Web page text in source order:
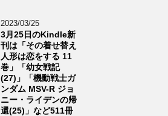
2023/03/25
3月25日のKindle新
刊は「その着せ替え
人形は恋をする 11
巻」「幼女戦記
(27)」「機動戦士ガ
ンダム MSV-R ジョ
ニー・ライデンの帰
還(25)」など511冊